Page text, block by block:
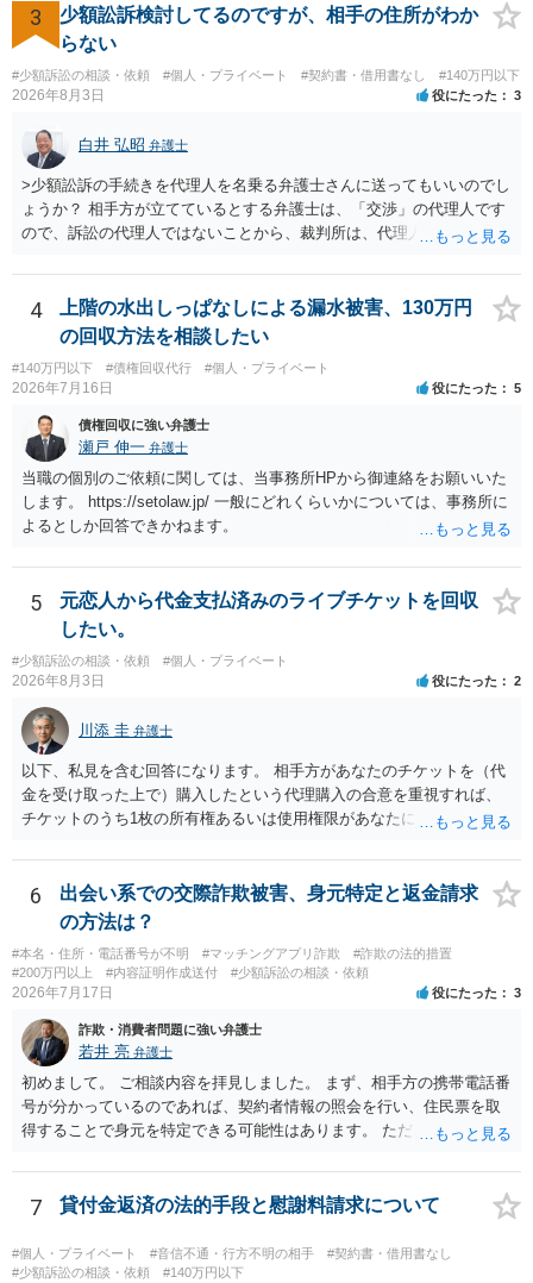
業者へ（原契約のクーリング・オフの証拠の写しとともに）支払拒絶
の通知書を送り、もし訴訟や支払督促を行ってきた場合には全面的に
争う、というやり方がベターではないかと思います。弁護士会の相談
センター等で、消費者問題に強い弁護士（消費者保護委員会に所属し
ているなど）へ相談されることをお勧めします。
3
少額訟訴検討してるのですが、相手の住所がわか
らない
#少額訴訟の相談・依頼 #個人・プライベート #契約書・借用書なし #140万円以下
2026年8月3日 役にたった 3
白井 弘昭 弁護士
>少額訟訴の手続きを代理人を名乗る弁護士さんに送ってもいいのでし
ょうか？ 相手方が立てているとする弁護士は、「交渉」の代理人です
ので、訴訟の代理人ではないことから、裁判所は、代理人宛ての訴状
ている場合は、相手方（被告）の住所で訴状を作成提出し、裁判所に
代理人が就いていたことを知らせると（訴状の記載内容から明らかな
場合も）、裁判所が当該代理人弁護士に事前連絡し、引き続き訴訟も
受任するかを聞いたうえで、受任の意志が明らかになったところで、
直接被告に送達するのではなく、代理人に訴状の受領を促すこともあ
ります。 ラインのやり取りでしか証拠がないと、実際の本人性が明ら
かではありません。もちろん弁護士（２０万円の請求で代理人弁護士
に委任するかも疑わしいのですが）も住所は明らかにしないでしょ
う。 何か本人を示す事実（振込先などの情報）から、相手の住所等の
情報を割り出していくしかないように思えます。 以上、ご参考まで。
4
上階の水出しっぱなしによる漏水被害、130万円
の回収方法を相談したい
#140万円以下 #債権回収代行 #個人・プライベート
2026年7月16日 役にたった 5
債権回収に強い弁護士
瀬戸 伸一 弁護士
当職の個別のご依頼に関しては、当事務所HPから御連絡をお願いいた
します。 https://setolaw.jp/ 一般にどれくらいかについては、事務所に
よるとしか回答できかねます。
5
元恋人から代金支払済みのライブチケットを回収
したい。
#少額訴訟の相談・依頼 #個人・プライベート
2026年8月3日 役にたった 2
川添 圭 弁護士
以下、私見を含む回答になります。 相手方があなたのチケットを（代
金を受け取った上で）購入したという代理購入の合意を重視すれば、
チケットのうち1枚の所有権あるいは使用権限があなたにあり、チケッ
す。 一方、このチケット購入には「相手方と一緒に行く」という合意
も付随していたことを無視することができません。こちらを重視すれ
ば、交際を終了させたことにより「一緒に行く」という結果の実現に
重大な障害が発生しており、当然にチケットを引き渡すべきといえる
かは微妙であり、むしろ返金すべきとするのが当事者の合理的意思に
合致するのではないか、という判断に傾くことになると思います。 例
隣り合わせになることは避けたいという心理が働くことも無理からぬ
ところです。一方、チケットがエリア指定のアリーナ席であれば隣り
合わせにならずに済むかもしれませんし、そのチケットが入手困難で
あったり特別席であったりすれば、判断は変わってくるかもしれませ
ん。当該チケットがチケット転売防止法に規定する特定興行入場券に
外に選択肢がない場合もあるでしょう。 このように、本件の紛争は、
法的には「当事者の合理的意思」がどこにあるのかを追求した解決が
必要になると思われます。なかなか難しい問題なので、弁護士によっ
ても回答は異なるかもしれません。
6
出会い系での交際詐欺被害、身元特定と返金請求
の方法は？
#本名・住所・電話番号が不明 #マッチングアプリ詐欺
#詐欺の法的措置
#200万円以上
#内容証明作成送付 #少額訴訟の相談・依頼
2026年7月17日 役にたった 3
詐欺・消費者問題に強い弁護士
若井 亮 弁護士
初めまして。 ご相談内容を拝見しました。 まず、相手方の携帯電話番
号が分かっているのであれば、契約者情報の照会を行い、住民票を取
得することで身元を特定できる可能性はあります。 ただ、他人名義の
ろです。 LINEについても、詐欺の事案であれば照会できる可能性はあ
りますが、携帯電話の番号を経由する方法より難しくなります。 身元
を特定した後は、返金の理屈があるかどうかを確認していきます。 基
本的に贈与に該当する場合には返金請求ができません。 詐欺を含め、
当方に返金の理屈があるかどうかを確認していきます。 さらに、渡し
7 貸付金返済の法的手段と慰謝料請求について
#個人・プライベート #音信不通・行方不明の相手
#契約書・借用書なし
#少額訴訟の相談・依頼
#140万円以下